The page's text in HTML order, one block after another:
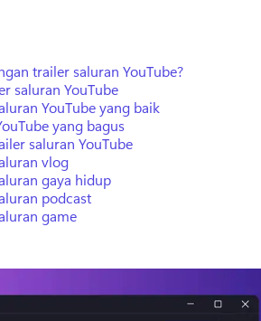
trailer saluran YouTube?
saluran YouTube
YouTube yang baik
yang bagus
saluran YouTube
vlog
gaya hidup
podcast
game